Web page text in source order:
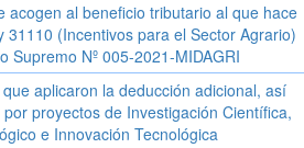
acogen al beneficio tributario al que hace
31110 (Incentivos para el Sector Agrario)
Supremo Nº 005-2021-MIDAGRI
aplicaron la deducción adicional, así
proyectos de Investigación Científica,
e Innovación Tecnológica